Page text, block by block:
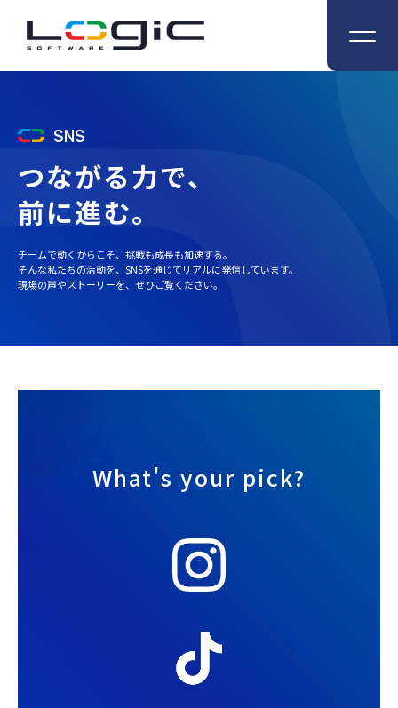
SNS
つながる力で、
前に進む。
チームで動くからこそ、挑戦も成長も加速する。
そんな私たちの活動を、SNSを通じてリアルに発信しています。
現場の声やストーリーを、ぜひご覧ください。
What's your pick?